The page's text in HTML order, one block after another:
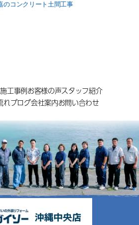
のコンクリート土間工事
施工事例お客様の声スタッフ紹介
れブログ会社案内お問い合わせ